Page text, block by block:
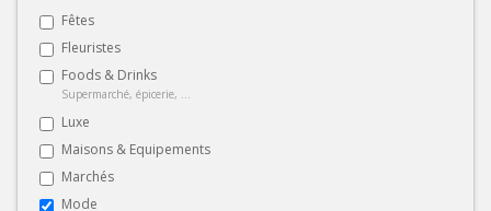
Fêtes
Fleuristes
Foods & Drinks
Supermarché, épicerie, ...
Luxe
Maisons & Equipements
Marchés
Mode